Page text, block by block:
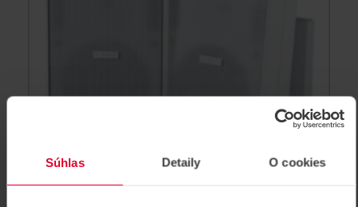
Súhlas Detaily O cookies